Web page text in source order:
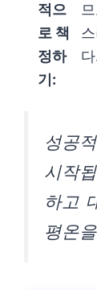
적으
로 책
정하
기:
성공
시작
하고
평온